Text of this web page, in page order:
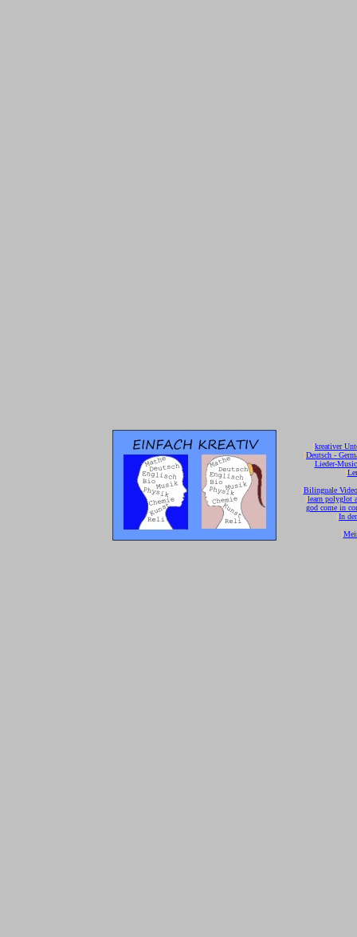
[kreativer
[Deutsch -
Lieder-
[
[Bilinguale
[learn polyglot
god come in
[In
[